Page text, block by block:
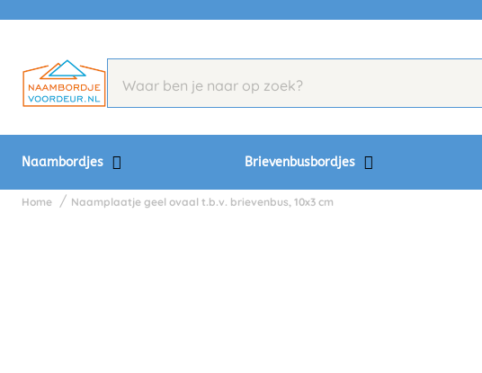
Naambordjes Brievenbusbordjes
Home Naamplaatje geel ovaal t.b.v. brievenbus, 10x3 cm